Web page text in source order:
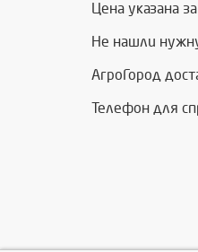
Цена указана
Не нашли
АгроГород
Телефон для